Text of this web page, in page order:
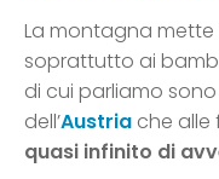
La montagna
soprattutto ai
di cui parliamo
dell’Austria che alle
quasi infinito di